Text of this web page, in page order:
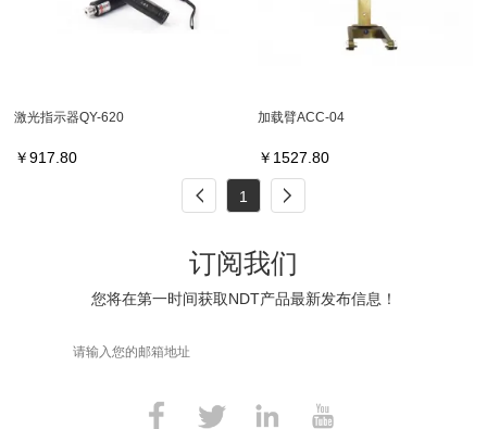
激光指示器QY-620
￥917.80
加载臂ACC-04
￥ 1527.80
1
订阅我们
您将在第一时间获取NDT产品最新发布信息！